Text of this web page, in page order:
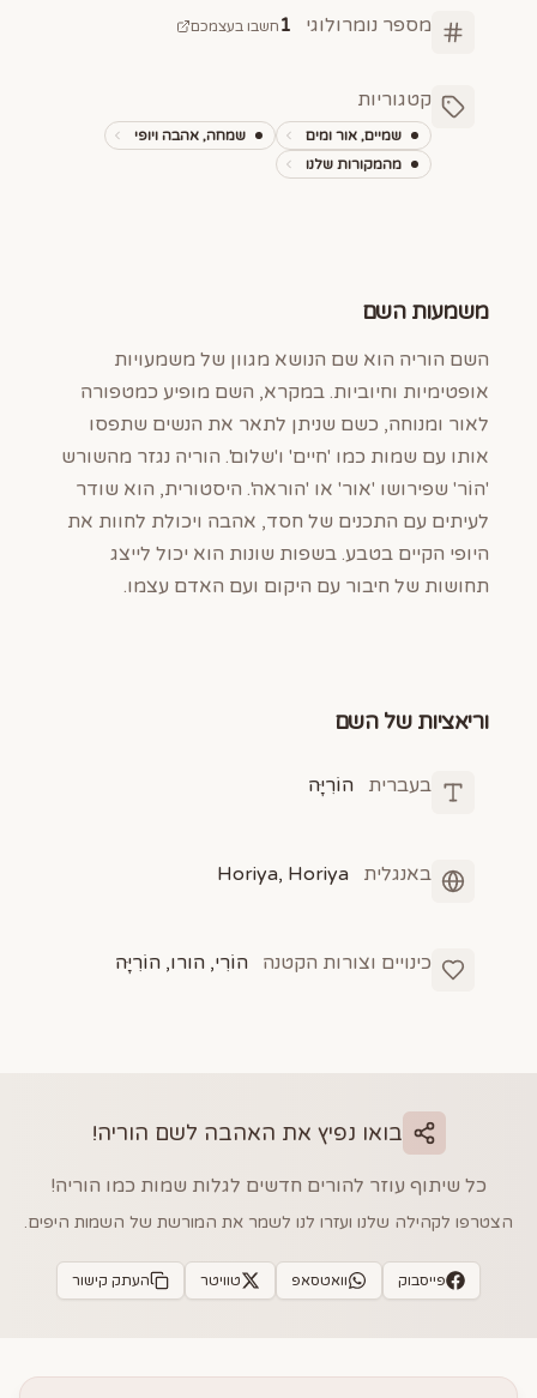
מספר נומרולוגי 1 חשבו בעצמכם
קטגוריות
שמיים, אור ומים
שמחה, אהבה ויופי
מהמקורות שלנו
משמעות השם
השם הוריה הוא שם הנושא מגוון של משמעויות
אופטימיות וחיוביות. במקרא, השם מופיע כמטפורה
לאור ומנוחה, כשם שניתן לתאר את הנשים שתפסו
אותו עם שמות כמו 'חיים' ו'שלום'. הוריה נגזר מהשורש
'הוֹר' שפירושו 'אור' או 'הוראה'. היסטורית, הוא שודר
לעיתים עם התכנים של חסד, אהבה ויכולת לחוות את
היופי הקיים בטבע. בשפות שונות הוא יכול לייצג
תחושות של חיבור עם היקום ועם האדם עצמו.
וריאציות של השם
בעברית הוֹרִיָּה
באנגלית Horiya, Horiya
כינויים וצורות הקטנה הוֹרִי, הורו, הוֹרִיָּה
בואו נפיץ את האהבה לשם הוריה!
כל שיתוף עוזר להורים חדשים לגלות שמות כמו הוריה!
הצטרפו לקהילה שלנו ועזרו לנו לשמר את המורשת של השמות היפים.
פייסבוק וואטסאפ טוויטר העתק קישור